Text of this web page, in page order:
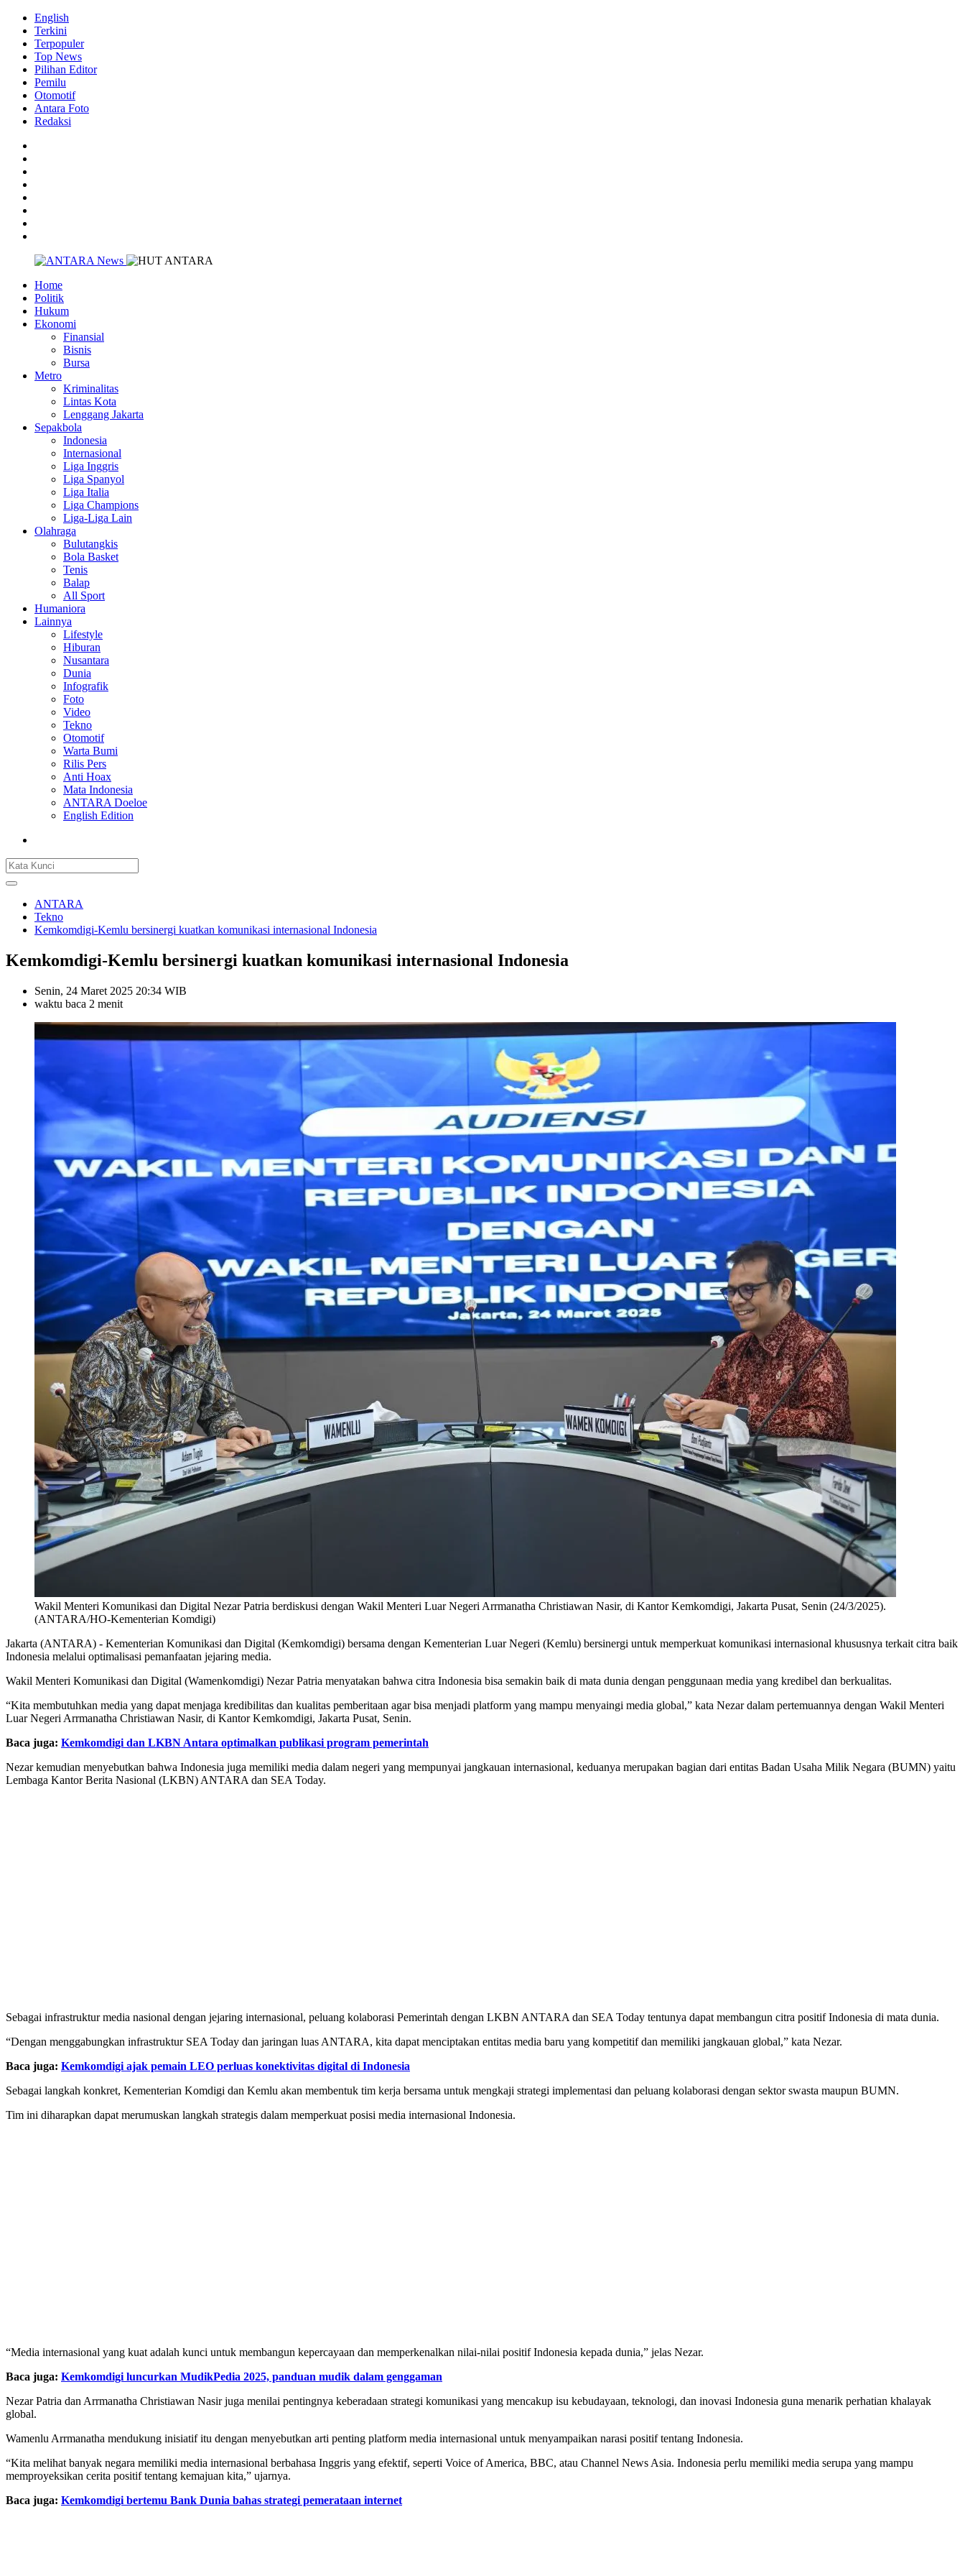
English
Terkini
Terpopuler
Top News
Pilihan Editor
Pemilu
Otomotif
Antara Foto
Redaksi
Home
Politik
Hukum
Ekonomi
Finansial
Bisnis
Bursa
Metro
Kriminalitas
Lintas Kota
Lenggang Jakarta
Sepakbola
Indonesia
Internasional
Liga Inggris
Liga Spanyol
Liga Italia
Liga Champions
Liga-Liga Lain
Olahraga
Bulutangkis
Bola Basket
Tenis
Balap
All Sport
Humaniora
Lainnya
Lifestyle
Hiburan
Nusantara
Dunia
Infografik
Foto
Video
Tekno
Otomotif
Warta Bumi
Rilis Pers
Anti Hoax
Mata Indonesia
ANTARA Doeloe
English Edition
ANTARA
Tekno
Kemkomdigi-Kemlu bersinergi kuatkan komunikasi internasional Indonesia
Kemkomdigi-Kemlu bersinergi kuatkan komunikasi internasional Indonesia
Senin, 24 Maret 2025 20:34 WIB
waktu baca 2 menit
Wakil Menteri Komunikasi dan Digital Nezar Patria berdiskusi dengan Wakil Menteri Luar Negeri Arrmanatha Christiawan Nasir, di Kantor Kemkomdigi, Jakarta Pusat, Senin (24/3/2025).
(ANTARA/HO-Kementerian Komdigi)
Jakarta (ANTARA) - Kementerian Komunikasi dan Digital (Kemkomdigi) bersama dengan Kementerian Luar Negeri (Kemlu) bersinergi untuk memperkuat komunikasi internasional khususnya terkait citra baik
Indonesia melalui optimalisasi pemanfaatan jejaring media.
Wakil Menteri Komunikasi dan Digital (Wamenkomdigi) Nezar Patria menyatakan bahwa citra Indonesia bisa semakin baik di mata dunia dengan penggunaan media yang kredibel dan berkualitas.
“Kita membutuhkan media yang dapat menjaga kredibilitas dan kualitas pemberitaan agar bisa menjadi platform yang mampu menyaingi media global,” kata Nezar dalam pertemuannya dengan Wakil Menteri
Luar Negeri Arrmanatha Christiawan Nasir, di Kantor Kemkomdigi, Jakarta Pusat, Senin.
Baca juga: Kemkomdigi dan LKBN Antara optimalkan publikasi program pemerintah
Nezar kemudian menyebutkan bahwa Indonesia juga memiliki media dalam negeri yang mempunyai jangkauan internasional, keduanya merupakan bagian dari entitas Badan Usaha Milik Negara (BUMN) yaitu
Lembaga Kantor Berita Nasional (LKBN) ANTARA dan SEA Today.
Sebagai infrastruktur media nasional dengan jejaring internasional, peluang kolaborasi Pemerintah dengan LKBN ANTARA dan SEA Today tentunya dapat membangun citra positif Indonesia di mata dunia.
“Dengan menggabungkan infrastruktur SEA Today dan jaringan luas ANTARA, kita dapat menciptakan entitas media baru yang kompetitif dan memiliki jangkauan global,” kata Nezar.
Baca juga: Kemkomdigi ajak pemain LEO perluas konektivitas digital di Indonesia
Sebagai langkah konkret, Kementerian Komdigi dan Kemlu akan membentuk tim kerja bersama untuk mengkaji strategi implementasi dan peluang kolaborasi dengan sektor swasta maupun BUMN.
Tim ini diharapkan dapat merumuskan langkah strategis dalam memperkuat posisi media internasional Indonesia.
“Media internasional yang kuat adalah kunci untuk membangun kepercayaan dan memperkenalkan nilai-nilai positif Indonesia kepada dunia,” jelas Nezar.
Baca juga: Kemkomdigi luncurkan MudikPedia 2025, panduan mudik dalam genggaman
Nezar Patria dan Arrmanatha Christiawan Nasir juga menilai pentingnya keberadaan strategi komunikasi yang mencakup isu kebudayaan, teknologi, dan inovasi Indonesia guna menarik perhatian khalayak
global.
Wamenlu Arrmanatha mendukung inisiatif itu dengan menyebutkan arti penting platform media internasional untuk menyampaikan narasi positif tentang Indonesia.
“Kita melihat banyak negara memiliki media internasional berbahasa Inggris yang efektif, seperti Voice of America, BBC, atau Channel News Asia. Indonesia perlu memiliki media serupa yang mampu
memproyeksikan cerita positif tentang kemajuan kita,” ujarnya.
Baca juga: Kemkomdigi bertemu Bank Dunia bahas strategi pemerataan internet